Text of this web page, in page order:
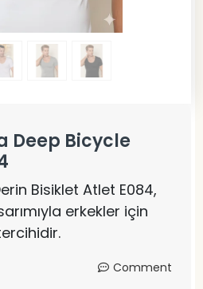
Deep Bicycle
Bisiklet Atlet E084,
erkekler için
Comment